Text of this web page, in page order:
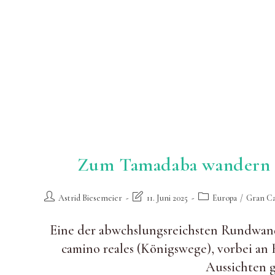
Zum Tamadaba
Beitrags-Astrid Biesemeier
Beitrag
geändert
am:
11. Juni 2025
Beitrags-
Europa / Gran
Eine der abwchslungsreichsten
camino reales (Königswege), vorbei
Aussichten